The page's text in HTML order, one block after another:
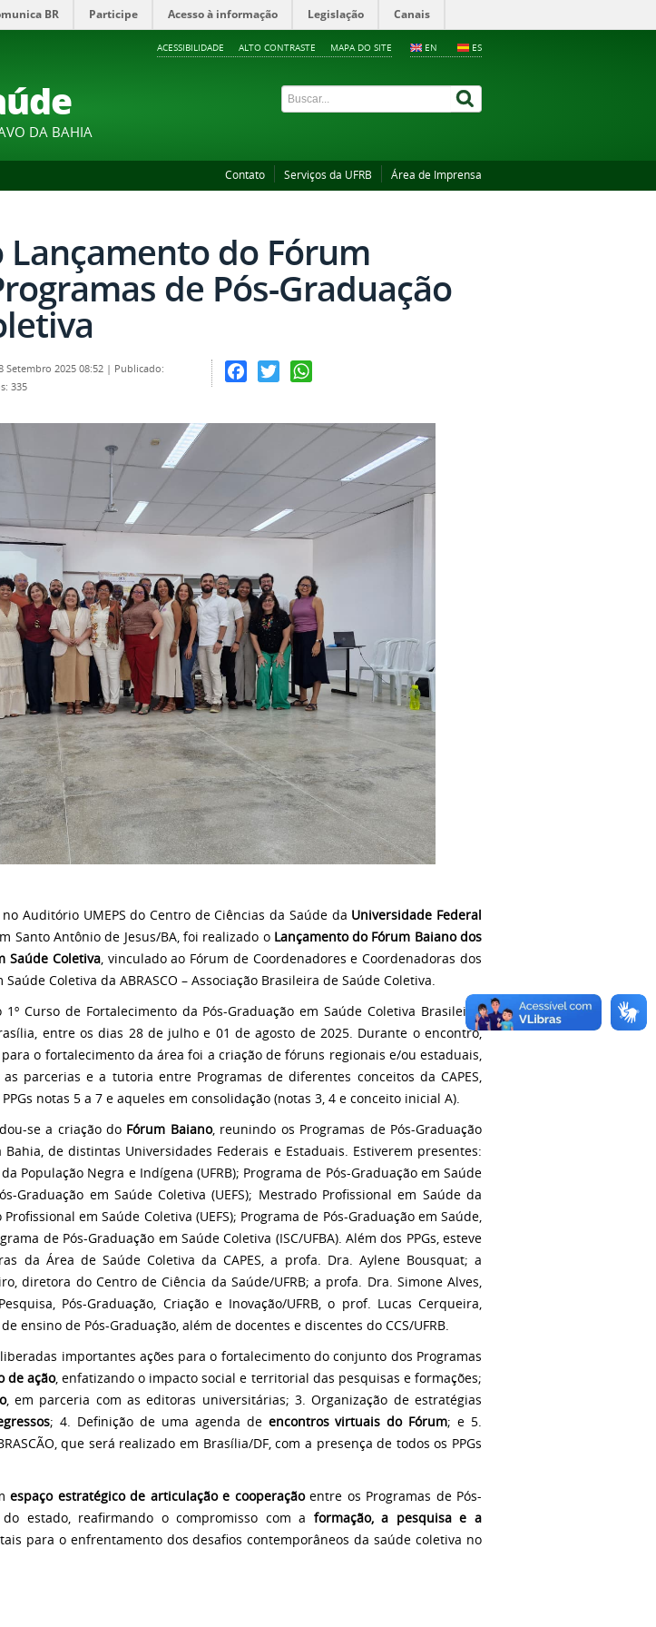
BR Participe Acesso à informação Legislação Canais
EN ES
ACESSIBILIDADE ALTO CONTRASTE MAPA DO SITE
DA BAHIA
Contato Serviços da UFRB Área de Imprensa
Lançamento do Fórum
de Pós-Graduação
Setembro 2025 08:52 | Publicado:
335
no Auditório UMEPS do Centro de Ciências da Saúde da Universidade Federal
Santo Antônio de Jesus/BA, foi realizado o Lançamento do Fórum Baiano dos
Saúde Coletiva, vinculado ao Fórum de Coordenadores e Coordenadoras dos
Coletiva da ABRASCO – Associação Brasileira de Saúde Coletiva.
Curso de Fortalecimento da Pós-Graduação em Saúde Coletiva Brasileira,
entre os dias 28 de julho e 01 de agosto de 2025. Durante o encontro,
o fortalecimento da área foi a criação de fóruns regionais e/ou estaduais,
parcerias e a tutoria entre Programas de diferentes conceitos da CAPES,
notas 5 a 7 e aqueles em consolidação (notas 3, 4 e conceito inicial A).
se a criação do Fórum Baiano, reunindo os Programas de Pós-Graduação
de distintas Universidades Federais e Estaduais. Estiverem presentes:
População Negra e Indígena (UFRB); Programa de Pós-Graduação em Saúde
Graduação em Saúde Coletiva (UEFS); Mestrado Profissional em Saúde da
em Saúde Coletiva (UEFS); Programa de Pós-Graduação em Saúde,
de Pós-Graduação em Saúde Coletiva (ISC/UFBA). Além dos PPGs, esteve
da Área de Saúde Coletiva da CAPES, a profa. Dra. Aylene Bousquat; a
diretora do Centro de Ciência da Saúde/UFRB; a profa. Dra. Simone Alves,
Pós-Graduação, Criação e Inovação/UFRB, o prof. Lucas Cerqueira,
ensino de Pós-Graduação, além de docentes e discentes do CCS/UFRB.
importantes ações para o fortalecimento do conjunto dos Programas
de ação, enfatizando o impacto social e territorial das pesquisas e formações;
, em parceria com as editoras universitárias; 3. Organização de estratégias
; 4. Definição de uma agenda deencontros virtuais do Fórum; e 5.
que será realizado em Brasília/DF, com a presença de todos os PPGs
espaço estratégico de articulação e cooperação entre os Programas de Pós-
estado, reafirmando o compromisso com a formação, a pesquisa e a
para o enfrentamento dos desafios contemporâneos da saúde coletiva no